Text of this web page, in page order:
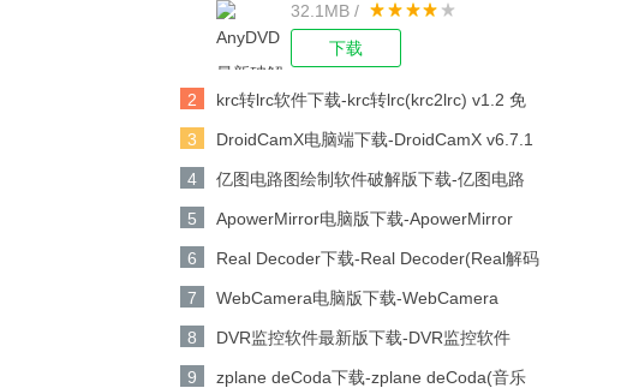
绿色免费版下载
32.1MB /
下载
2
krc转lrc软件下载-krc转lrc(krc2lrc) v1.2 免
费绿色版下载
3
DroidCamX电脑端下载-DroidCamX v6.7.1
免费版下载
4
亿图电路图绘制软件破解版下载-亿图电路
图绘制软件 v8.7.4 免费版下载
5
ApowerMirror电脑版下载-ApowerMirror
v1.4.5 免费破解版下载
6
Real Decoder下载-Real Decoder(Real解码
器) v2.1.1.0 免费中文版下载
7
WebCamera电脑版下载-WebCamera
v2.2.0 破解版下载
8
DVR监控软件最新版下载-DVR监控软件
v1.0电脑版下载
9
zplane deCoda下载-zplane deCoda(音乐